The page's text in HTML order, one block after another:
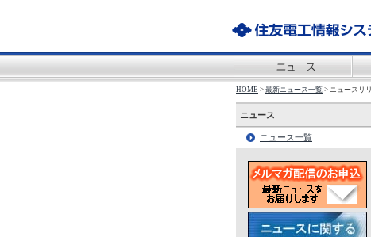
HOME > 最新ニュース一覧 > ニュースリ
ニュース
ニュース一覧